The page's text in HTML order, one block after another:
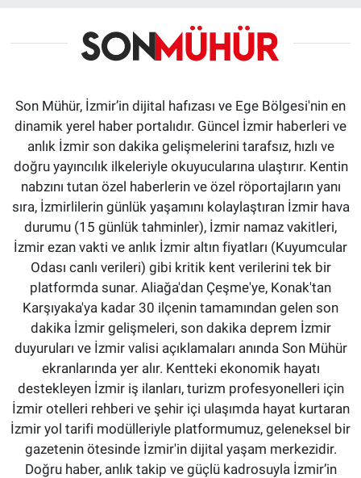
Son Mühür, İzmir’in dijital hafızası ve Ege Bölgesi'nin en
dinamik yerel haber portalıdır. Güncel İzmir haberleri ve
anlık İzmir son dakika gelişmelerini tarafsız, hızlı ve
doğru yayıncılık ilkeleriyle okuyucularına ulaştırır. Kentin
nabzını tutan özel haberlerin ve özel röportajların yanı
sıra, İzmirlilerin günlük yaşamını kolaylaştıran İzmir hava
durumu (15 günlük tahminler), İzmir namaz vakitleri,
İzmir ezan vakti ve anlık İzmir altın fiyatları (Kuyumcular
Odası canlı verileri) gibi kritik kent verilerini tek bir
platformda sunar. Aliağa'dan Çeşme'ye, Konak'tan
Karşıyaka'ya kadar 30 ilçenin tamamından gelen son
dakika İzmir gelişmeleri, son dakika deprem İzmir
duyuruları ve İzmir valisi açıklamaları anında Son Mühür
ekranlarında yer alır. Kentteki ekonomik hayatı
destekleyen İzmir iş ilanları, turizm profesyonelleri için
İzmir otelleri rehberi ve şehir içi ulaşımda hayat kurtaran
İzmir yol tarifi modülleriyle platformumuz, geleneksel bir
gazetenin ötesinde İzmir'in dijital yaşam merkezidir.
Doğru haber, anlık takip ve güçlü kadrosuyla İzmir’in